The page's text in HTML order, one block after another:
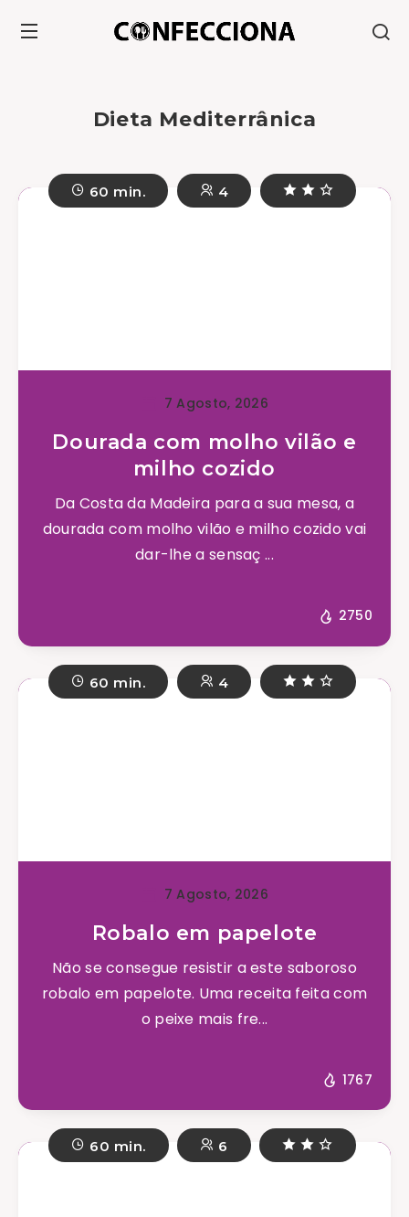
Dieta Mediterrânica
60 min. 4
7 Agosto, 2026
Dourada com molho vilão e
milho cozido
Da Costa da Madeira para a sua mesa, a
dourada com molho vilão e milho cozido vai
dar-lhe a sensaç ...
2750
60 min. 4
7 Agosto, 2026
Robalo em papelote
Não se consegue resistir a este saboroso
robalo em papelote. Uma receita feita com
o peixe mais fre...
1767
60 min. 6